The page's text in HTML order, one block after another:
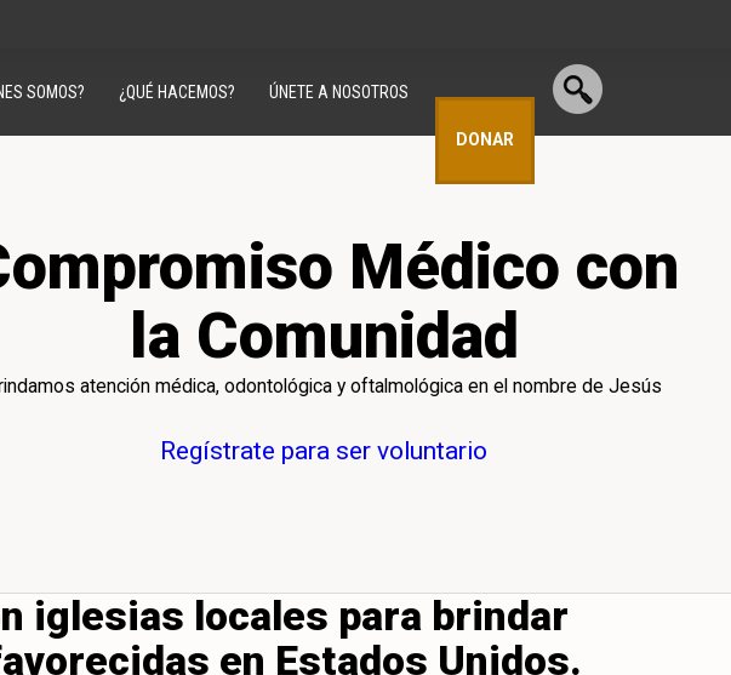
SOMOS? ¿QUÉ HACEMOS? ÚNETE A NOSOTROS
DONAR
Médico con
la Comunidad
atención médica, odontológica y oftalmológica en el nombre de Jesús
Regístrate para ser voluntario
iglesias locales para brindar
en Estados Unidos.